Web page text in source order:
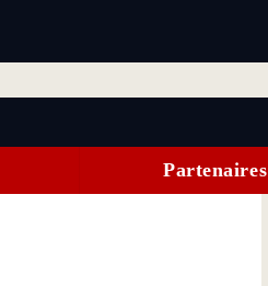
Partenaires